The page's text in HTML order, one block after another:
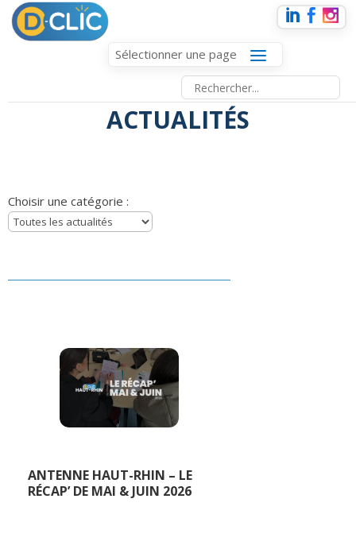
Sélectionner une page
ACTUALITÉS
Choisir une catégorie :
ANTENNE HAUT-RHIN – LE
RÉCAP’ DE MAI & JUIN 2026